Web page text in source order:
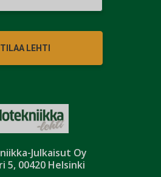
Julkaisut Oy
5, 00420 Helsinki
TILAA LEHTI